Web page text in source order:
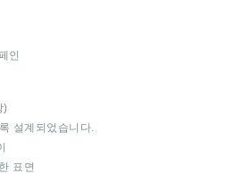
인
)
설계되었습니다.
표면